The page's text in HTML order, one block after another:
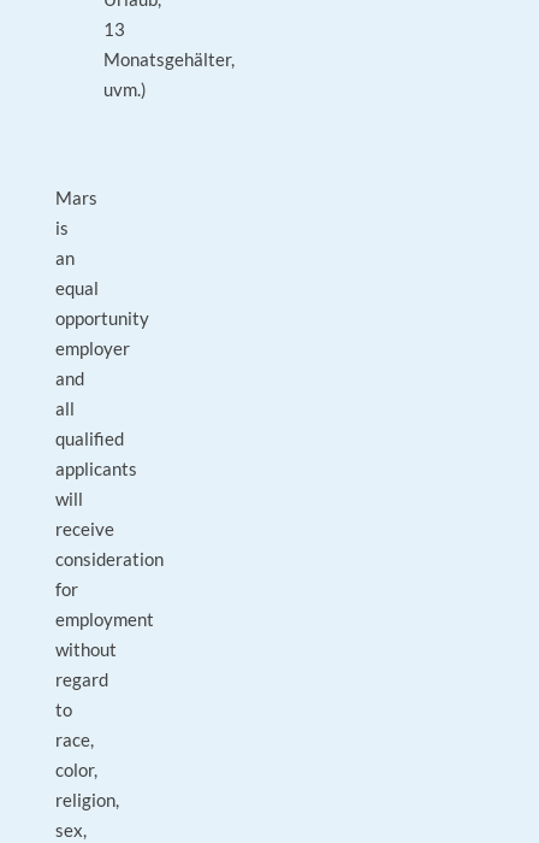
13
Monatsgehälter,
uvm.)
Mars
is
an
equal
opportunity
employer
and
all
qualified
applicants
will
receive
consideration
for
employment
without
regard
to
race,
color,
religion,
sex,